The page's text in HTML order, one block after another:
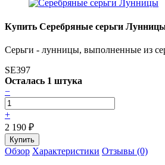
Купить Серебряные серьги
Серьги - лунницы, выполненные из
SE397
Осталась 1 штука
−
+
2 190 ₽
Обзор Характеристики Отзывы (0)